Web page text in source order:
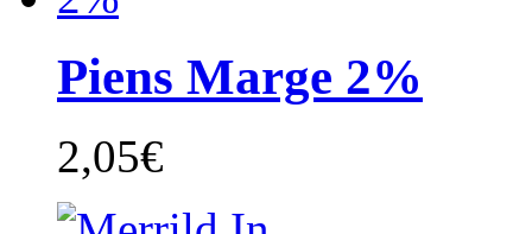
Piens Marge 2%
2,05€